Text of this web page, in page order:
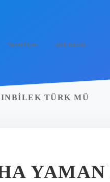
Yasal Uyarı Hakkımızda
TÜRK MÜ